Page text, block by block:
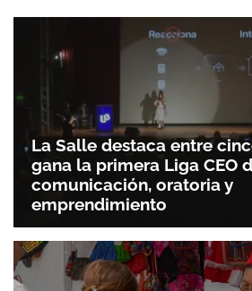
La Salle destaca entre
gana la primera Liga CEO
comunicación, oratoria y
emprendimiento